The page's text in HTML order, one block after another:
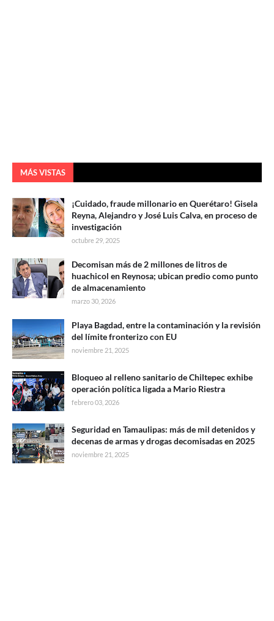
MÁS VISTAS
¡Cuidado, fraude millonario en Querétaro! Gisela
Reyna, Alejandro y José Luis Calva, en proceso de
investigación
octubre 29, 2025
Decomisan más de 2 millones de litros de
huachicol en Reynosa; ubican predio como punto
de almacenamiento
marzo 30, 2026
Playa Bagdad, entre la contaminación y la revisión
del límite fronterizo con EU
noviembre 21, 2025
Bloqueo al relleno sanitario de Chiltepec exhibe
operación política ligada a Mario Riestra
febrero 03, 2026
Seguridad en Tamaulipas: más de mil detenidos y
decenas de armas y drogas decomisadas en 2025
noviembre 21, 2025